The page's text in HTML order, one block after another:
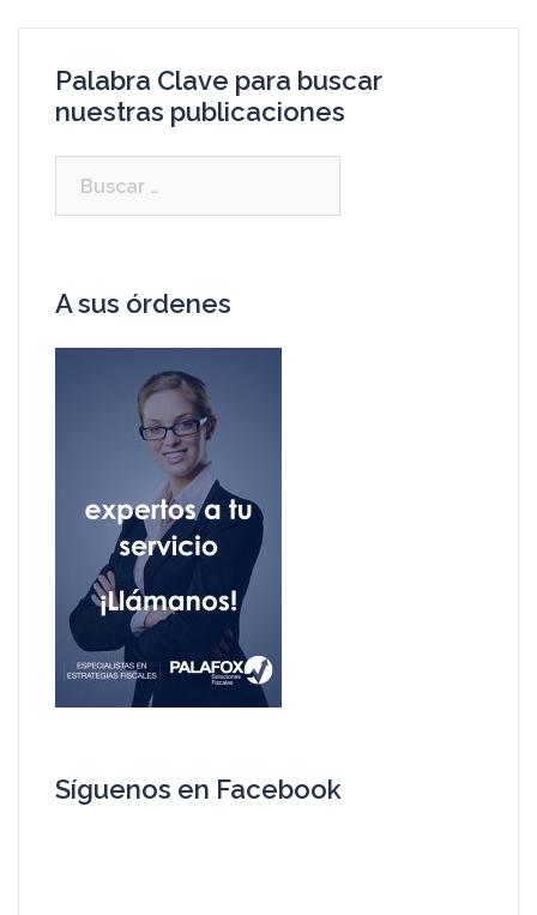
Palabra Clave para buscar
nuestras publicaciones
A sus órdenes
Síguenos en Facebook